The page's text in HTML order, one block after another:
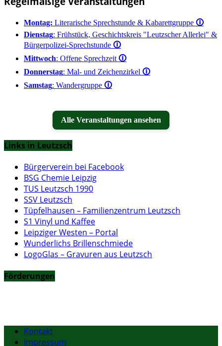
Montag: Literarische Sprechstunde & Kabarettgruppe 🛈
Dienstag: Frühstück, Geschichtskreis "Leutzscher Allerlei" &
Bürgerpolizei-Sprechstunde 🛈
Mittwoch: Offene Sprechzeit 🛈
Donnerstag: Mal- und Zeichenzirkel 🛈
Samstag: Wandergruppe 🛈
Alle Veranstaltungen ansehen
Links in Leutzsch
Bürgerverein bei Facebook
BSG Chemie Leipzig
TUS Leutzsch 1990
SSV Leutzsch
Tüpfelhausen – Familienzentrum Leutzsch
S1 Vinyl und Kaffee
Leipziger Westen – Portal
Wunderlichs Brillenschmiede
LogoGlas – Gravuren aus Leutzsch
Förderungen
Kontakt
Impressum